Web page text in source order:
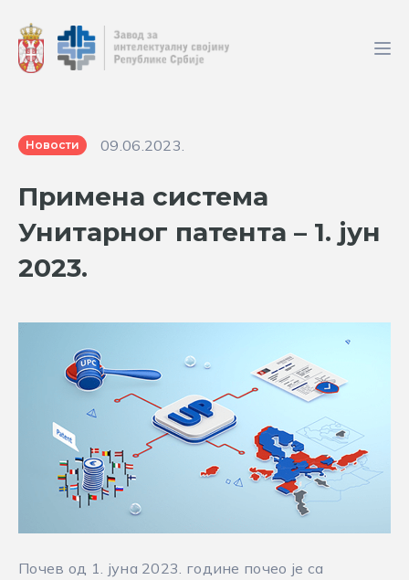
Новости 09.06.2023.
Примена система
Унитарног патента – 1. јун
2023.
Почев од 1. јуна 2023. године почео је са